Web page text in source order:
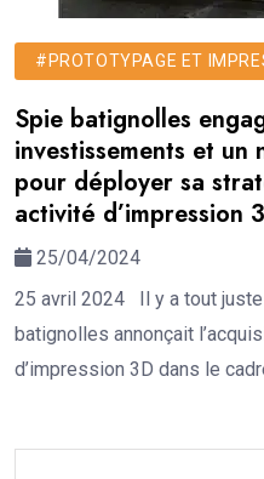
#PROTOTYPAGE ET
Spie batignolles
investissements et un
pour déployer sa
activité d’impression
25/04/2024
25 avril 2024 Il y a tout juste
batignolles annonçait
d’impression 3D dans le